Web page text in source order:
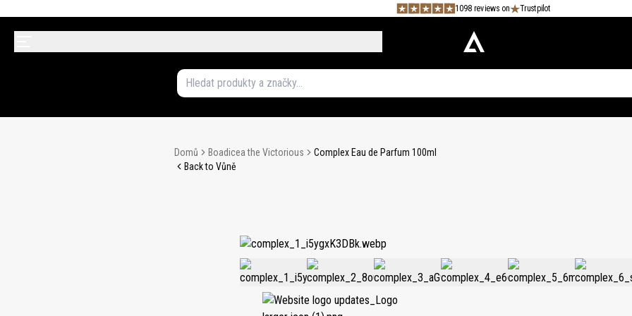
1098 reviews on Trustpilot
Domů Boadicea the Victorious
Complex Eau de Parfum 100ml
Back to Vůně